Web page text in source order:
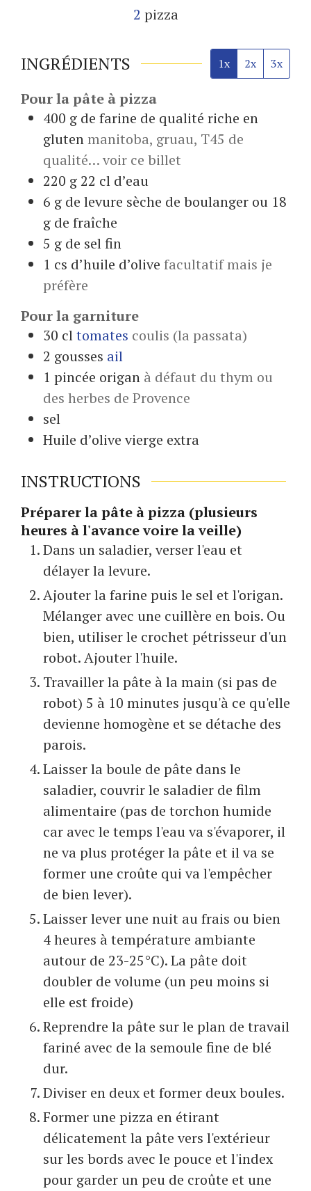
2 pizza
INGRÉDIENTS 1x 2x 3x
Pour la pâte à pizza
400 g de farine de qualité riche en
glutenmanitoba, gruau, T45 de
qualité… voir ce billet
220 g 22 cl d’eau
6 g de levure sèche de boulanger ou 18
g de fraîche
5 g de sel fin
1 cs d’huile d’olive facultatif mais je
préfère
Pour la garniture
30 cltomates coulis (la passata)
2 gousses ail
1 pincée origan à défaut du thym ou
des herbes de Provence
sel
Huile d’olive vierge extra
INSTRUCTIONS
Préparer la pâte à pizza (plusieurs
heures à l'avance voire la veille)
Dans un saladier, verser l'eau et
délayer la levure.
Ajouter la farine puis le sel et l'origan.
Mélanger avec une cuillère en bois. Ou
bien, utiliser le crochet pétrisseur d'un
robot. Ajouter l'huile.
Travailler la pâte à la main (si pas de
robot) 5 à 10 minutes jusqu'à ce qu'elle
devienne homogène et se détache des
parois.
Laisser la boule de pâte dans le
saladier, couvrir le saladier de film
alimentaire (pas de torchon humide
car avec le temps l'eau va s'évaporer, il
ne va plus protéger la pâte et il va se
former une croûte qui va l'empêcher
de bien lever).
Laisser lever une nuit au frais ou bien
4 heures à température ambiante
autour de 23-25°C). La pâte doit
doubler de volume (un peu moins si
elle est froide)
Reprendre la pâte sur le plan de travail
fariné avec de la semoule fine de blé
dur.
Diviser en deux et former deux boules.
Former une pizza en étirant
délicatement la pâte vers l'extérieur
sur les bords avec le pouce et l'index
pour garder un peu de croûte et une